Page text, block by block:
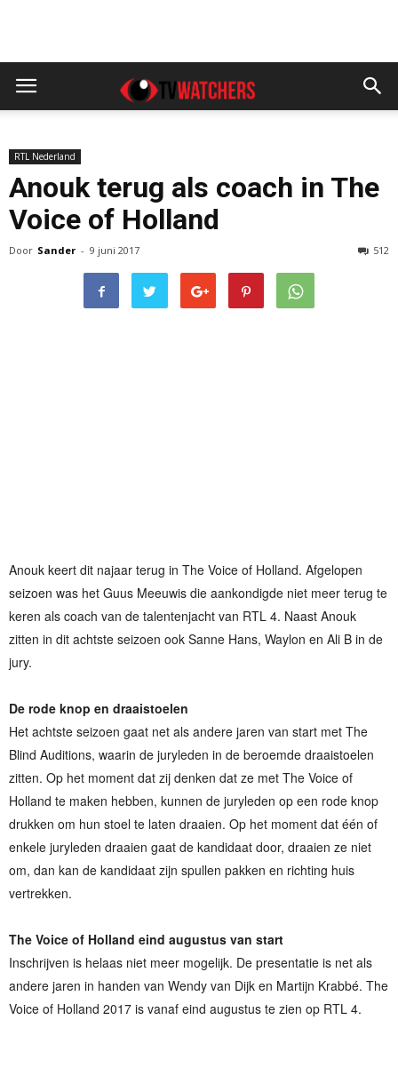
RTL Nederland
Anouk terug als coach in The
Voice of Holland
Door Sander - 9 juni 2017 512
Anouk keert dit najaar terug in The Voice of Holland. Afgelopen
seizoen was het Guus Meeuwis die aankondigde niet meer terug te
keren als coach van de talentenjacht van RTL 4. Naast Anouk
zitten in dit achtste seizoen ook Sanne Hans, Waylon en Ali B in de
jury.
De rode knop en draaistoelen
Het achtste seizoen gaat net als andere jaren van start met The
Blind Auditions, waarin de juryleden in de beroemde draaistoelen
zitten. Op het moment dat zij denken dat ze met The Voice of
Holland te maken hebben, kunnen de juryleden op een rode knop
drukken om hun stoel te laten draaien. Op het moment dat één of
enkele juryleden draaien gaat de kandidaat door, draaien ze niet
om, dan kan de kandidaat zijn spullen pakken en richting huis
vertrekken.
The Voice of Holland eind augustus van start
Inschrijven is helaas niet meer mogelijk. De presentatie is net als
andere jaren in handen van Wendy van Dijk en Martijn Krabbé. The
Voice of Holland 2017 is vanaf eind augustus te zien op RTL 4.